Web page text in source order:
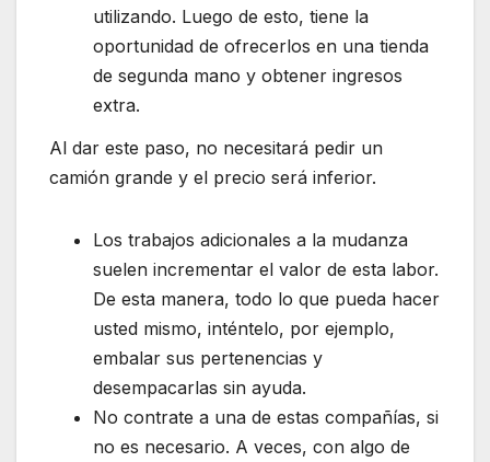
utilizando. Luego de esto, tiene la
oportunidad de ofrecerlos en una tienda
de segunda mano y obtener ingresos
extra.
Al dar este paso, no necesitará pedir un
camión grande y el precio será inferior.
Los trabajos adicionales a la mudanza
suelen incrementar el valor de esta labor.
De esta manera, todo lo que pueda hacer
usted mismo, inténtelo, por ejemplo,
embalar sus pertenencias y
desempacarlas sin ayuda.
No contrate a una de estas compañías, si
no es necesario. A veces, con algo de